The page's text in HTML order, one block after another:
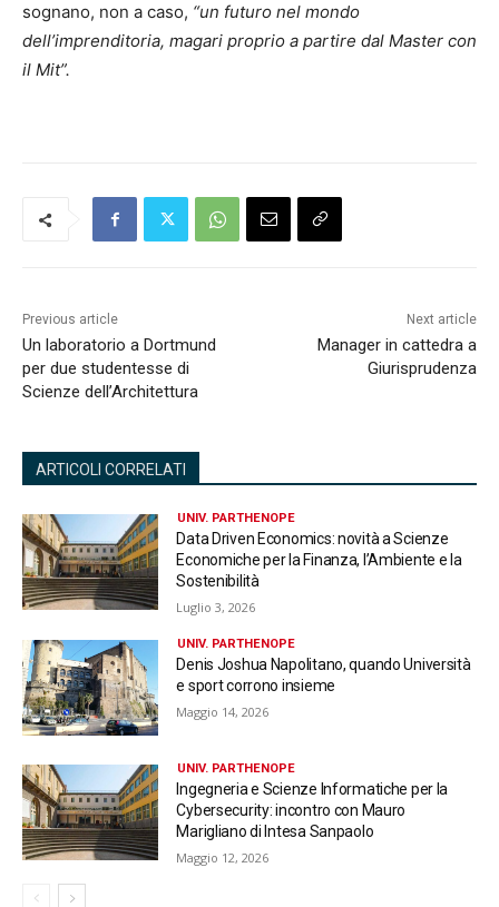
sognano, non a caso, “un futuro nel mondo
dell’imprenditoria, magari proprio a partire dal Master con
il Mit”.
Previous article
Un laboratorio a Dortmund
per due studentesse di
Scienze dell’Architettura
Next article
Manager in cattedra a
Giurisprudenza
ARTICOLI CORRELATI
UNIV. PARTHENOPE
Data Driven Economics: novità a Scienze
Economiche per la Finanza, l’Ambiente e la
Sostenibilità
Luglio 3, 2026
UNIV. PARTHENOPE
Denis Joshua Napolitano, quando Università
e sport corrono insieme
Maggio 14, 2026
UNIV. PARTHENOPE
Ingegneria e Scienze Informatiche per la
Cybersecurity: incontro con Mauro
Marigliano di Intesa Sanpaolo
Maggio 12, 2026